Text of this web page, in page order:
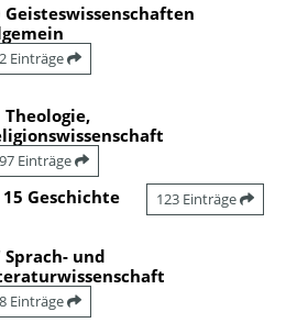
Geisteswissenschaften
Einträge
Theologie,
Einträge
15 Geschichte 123 Einträge
Sprach- und
Einträge